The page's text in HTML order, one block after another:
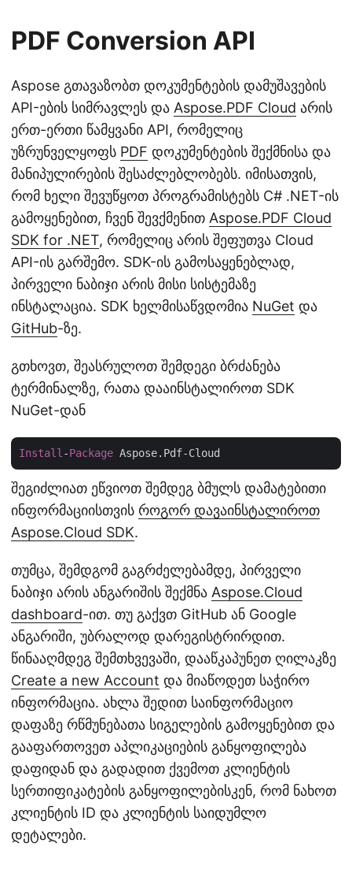
PDF Conversion API
Aspose გთავაზობთ დოკუმენტების დამუშავების
API-ების სიმრავლეს და Aspose.PDF Cloud არის
ერთ-ერთი წამყვანი API, რომელიც
უზრუნველყოფს PDF დოკუმენტების შექმნისა და
მანიპულირების შესაძლებლობებს. იმისათვის,
რომ ხელი შევუწყოთ პროგრამისტებს C# .NET-ის
გამოყენებით, ჩვენ შევქმენით Aspose.PDF Cloud
SDK for .NET, რომელიც არის შეფუთვა Cloud
API-ის გარშემო. SDK-ის გამოსაყენებლად,
პირველი ნაბიჯი არის მისი სისტემაზე
ინსტალაცია. SDK ხელმისაწვდომია NuGet და
GitHub-ზე.
გთხოვთ, შეასრულოთ შემდეგი ბრძანება
ტერმინალზე, რათა დააინსტალიროთ SDK
NuGet-დან
Install -Package
შეგიძლიათ ეწვიოთ შემდეგ ბმულს დამატებითი
ინფორმაციისთვის როგორ დავაინსტალიროთ
Aspose.Cloud SDK.
თუმცა, შემდგომ გაგრძელებამდე, პირველი
ნაბიჯი არის ანგარიშის შექმნა Aspose.Cloud
dashboard-ით. თუ გაქვთ GitHub ან Google
ანგარიში, უბრალოდ დარეგისტრირდით.
წინააღმდეგ შემთხვევაში, დააწკაპუნეთ ღილაკზე
Create a new Account და მიაწოდეთ საჭირო
ინფორმაცია. ახლა შედით საინფორმაციო
დაფაზე რწმუნებათა სიგელების გამოყენებით და
გააფართოვეთ აპლიკაციების განყოფილება
დაფიდან და გადადით ქვემოთ კლიენტის
სერთიფიკატების განყოფილებისკენ, რომ ნახოთ
კლიენტის ID და კლიენტის საიდუმლო
დეტალები.